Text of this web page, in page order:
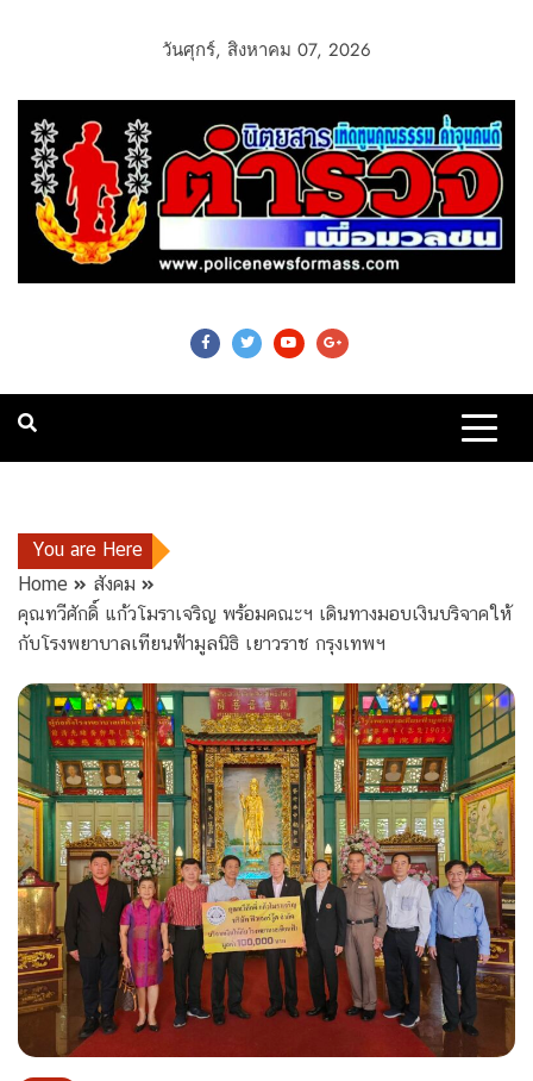
วันศุกร์, สิงหาคม 07, 2026
Police News For
Mass
You are Here
Home
สังคม
คุณทวีศักดิ์ แก้วโมราเจริญ พร้อมคณะฯ เดินทางมอบเงินบริจาคให้
กับโรงพยาบาลเทียนฟ้ามูลนิธิ เยาวราช กรุงเทพฯ